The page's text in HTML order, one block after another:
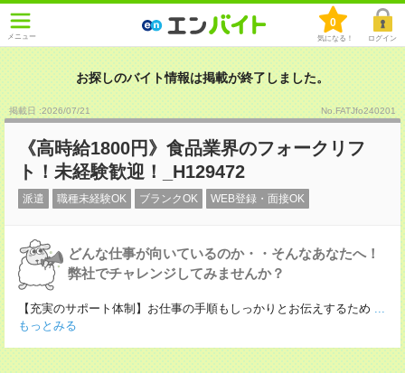
メニュー
0
気になる！ ログイン
お探しのバイト情報は掲載が終了しました。
掲載日 :2026/07/21 No.FATJfo240201
《高時給1800円》食品業界のフォークリフ
ト！未経験歓迎！_H129472
派遣 職種未経験OK ブランクOK WEB登録・面接OK
どんな仕事が向いているのか・・そんなあなたへ！
弊社でチャレンジしてみませんか？
【充実のサポート体制】お仕事の手順もしっかりとお伝えするため ...
もっとみる